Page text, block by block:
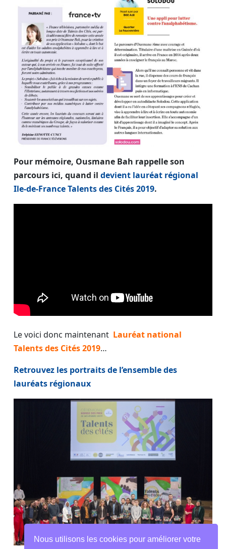
Pour mémoire, Ousmane Bah rappelle son
parcours ici, quand il devient lauréat régional
Ile-de-France Talents des Cités 2019.
Le voici donc maintenant Lauréat national
Talents des Cités 2019…
Retrouvez les portraits de l’ensemble des
lauréats régionaux
Nous utilisons les cookies pour améliorer votre